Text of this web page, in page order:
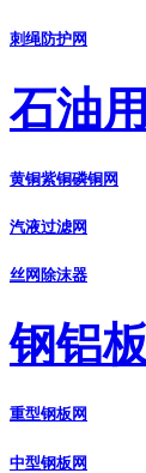
刺绳防护网
石油
黄铜紫铜磷铜网
汽液过滤网
丝网除沫器
钢铝
重型钢板网
中型钢板网